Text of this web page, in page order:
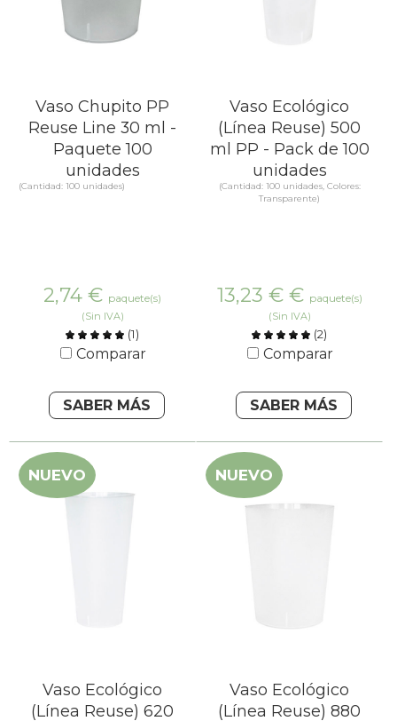
Vaso Chupito PP
Reuse Line 30 ml -
Paquete 100
unidades
(Cantidad: 100 unidades)
2,74 € paquete(s)
(Sin IVA)
(1)
Comparar
SABER MÁS
Vaso Ecológico
(Línea Reuse) 500
ml PP - Pack de 100
unidades
(Cantidad: 100 unidades, Colores:
Transparente)
13,23 € € paquete(s)
(Sin IVA)
(2)
Comparar
SABER MÁS
NUEVO
Vaso Ecológico
(Línea Reuse) 620
NUEVO
Vaso Ecológico
(Línea Reuse) 880